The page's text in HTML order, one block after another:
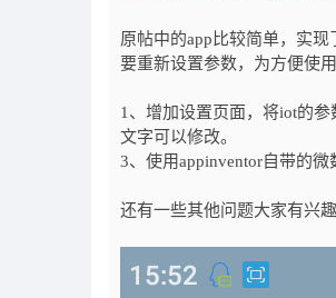
原帖中的app比较简单，实
要重新设置参数，为方便使
1、增加设置页面，将iot的
文字可以修改。
3、使用appinventor自带的
还有一些其他问题大家有兴